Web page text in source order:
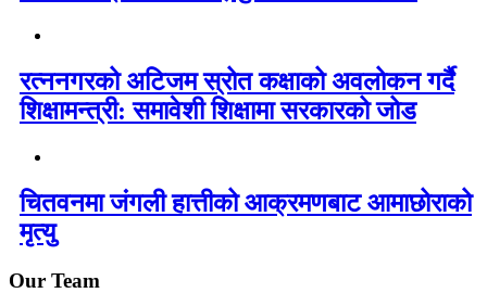
रत्ननगरको अटिजम स्रोत कक्षाको अवलोकन गर्दै
शिक्षामन्त्री: समावेशी शिक्षामा सरकारको जोड
चितवनमा जंगली हात्तीको आक्रमणबाट आमाछोराको
मृत्यु
Our Team